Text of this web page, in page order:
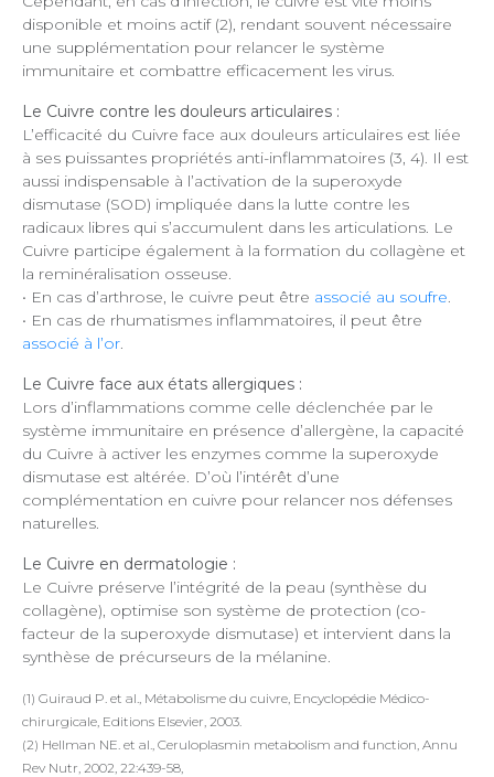
disponible et moins actif (2), rendant souvent nécessaire
une supplémentation pour relancer le système
immunitaire et combattre efficacement les virus.
Le Cuivre contre les douleurs articulaires :
L’efficacité du Cuivre face aux douleurs articulaires est liée
à ses puissantes propriétés anti-inflammatoires (3, 4). Il est
aussi indispensable à l’activation de la superoxyde
dismutase (SOD) impliquée dans la lutte contre les
radicaux libres qui s’accumulent dans les articulations. Le
Cuivre participe également à la formation du collagène et
la reminéralisation osseuse.
• En cas d’arthrose, le cuivre peut être associé au soufre.
• En cas de rhumatismes inflammatoires, il peut être
associé à l’or.
Le Cuivre face aux états allergiques :
Lors d’inflammations comme celle déclenchée par le
système immunitaire en présence d’allergène, la capacité
du Cuivre à activer les enzymes comme la superoxyde
dismutase est altérée. D’où l’intérêt d’une
complémentation en cuivre pour relancer nos défenses
naturelles.
Le Cuivre en dermatologie :
Le Cuivre préserve l’intégrité de la peau (synthèse du
collagène), optimise son système de protection (co-
facteur de la superoxyde dismutase) et intervient dans la
synthèse de précurseurs de la mélanine.
(1) Guiraud P. et al., Métabolisme du cuivre, Encyclopédie Médico-
chirurgicale, Editions Elsevier, 2003.
(2) Hellman NE. et al., Ceruloplasmin metabolism and function, Annu
Rev Nutr, 2002, 22:439-58,